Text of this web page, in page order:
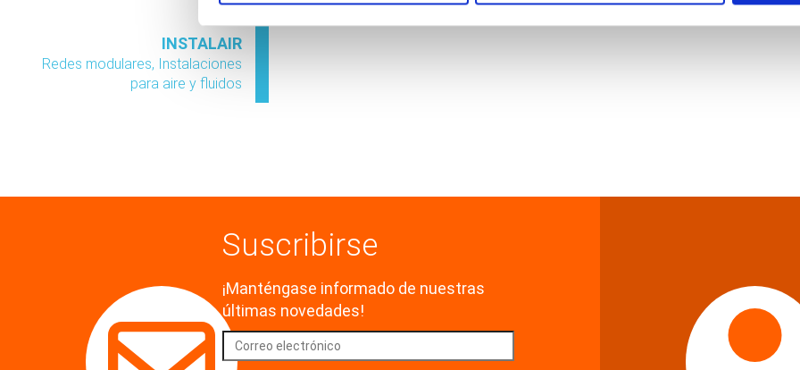
INSTALAIR
Redes modulares, Instalaciones
para aire y fluidos
Suscribirse
¡Manténgase informado de nuestras
últimas novedades!